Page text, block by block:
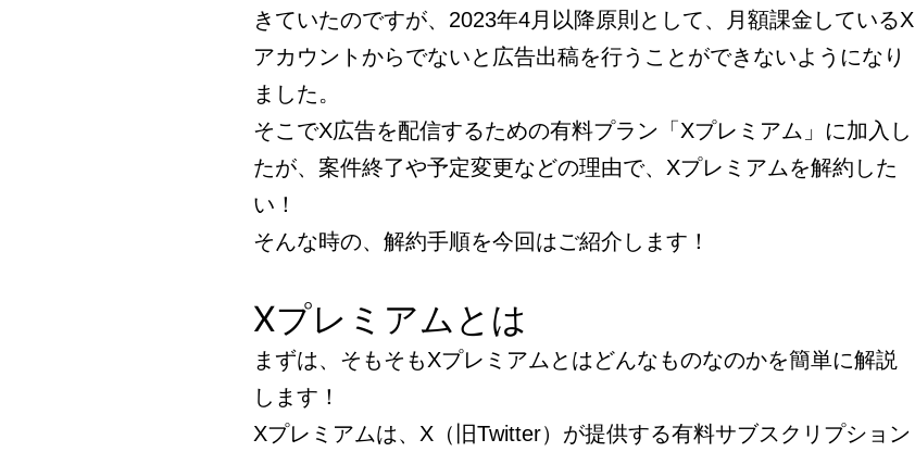
きていたのですが、2023年4月以降原則として、月額課金しているX
アカウントからでないと広告出稿を行うことができないようになり
ました。
そこでX広告を配信するための有料プラン「Xプレミアム」に加入し
たが、案件終了や予定変更などの理由で、Xプレミアムを解約した
い！
そんな時の、解約手順を今回はご紹介します！
Xプレミアムとは
まずは、そもそもXプレミアムとはどんなものなのかを簡単に解説
します！
Xプレミアムは、X（旧Twitter）が提供する有料サブスクリプション